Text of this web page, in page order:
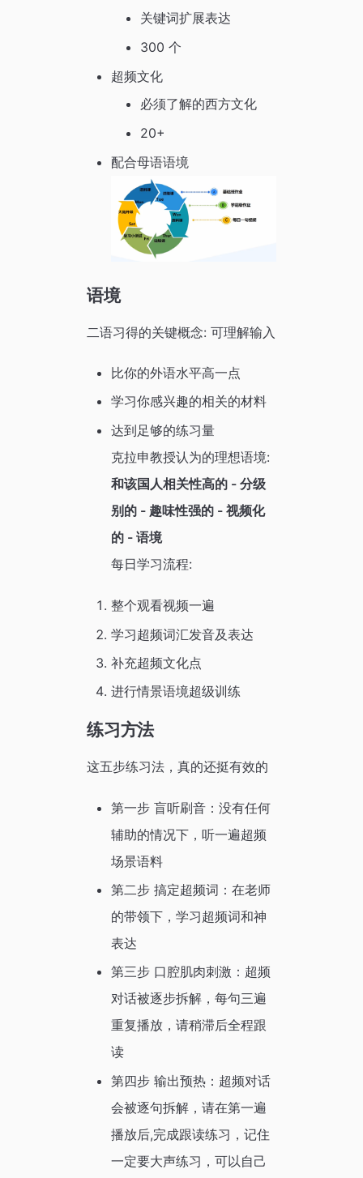
关键词扩展表达
300 个
超频文化
必须了解的西方文化
20+
配合母语语境
语境
二语习得的关键概念: 可理解输入
比你的外语水平高一点
学习你感兴趣的相关的材料
达到足够的练习量
克拉申教授认为的理想语境:
和该国人相关性高的 - 分级
别的 - 趣味性强的 - 视频化
的 - 语境
每日学习流程:
整个观看视频一遍
学习超频词汇发音及表达
补充超频文化点
进行情景语境超级训练
练习方法
这五步练习法，真的还挺有效的
第一步 盲听刷音：没有任何
辅助的情况下，听一遍超频
场景语料
第二步 搞定超频词：在老师
的带领下，学习超频词和神
表达
第三步 口腔肌肉刺激：超频
对话被逐步拆解，每句三遍
重复播放，请稍滞后全程跟
读
第四步 输出预热：超频对话
会被逐句拆解，请在第一遍
播放后,完成跟读练习，记住
一定要大声练习，可以自己